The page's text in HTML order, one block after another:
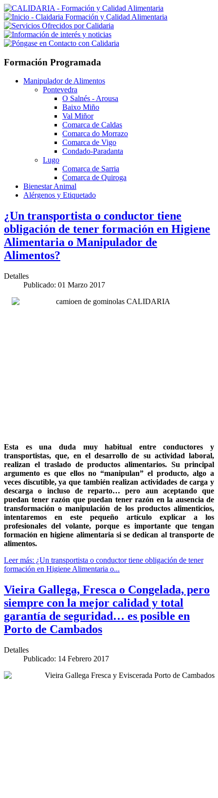
Formación Programada
Manipulador de Alimentos
Pontevedra
O Salnés - Arousa
Baixo Miño
Val Miñor
Comarca de Caldas
Comarca do Morrazo
Comarca de Vigo
Condado-Paradanta
Lugo
Comarca de Sarria
Comarca de Quiroga
Bienestar Animal
Alérgenos y Etiquetado
¿Un transportista o conductor tiene
obligación de tener formación en Higiene
Alimentaria o Manipulador de
Alimentos?
Detalles
Publicado: 01 Marzo 2017
Esta es una duda muy habitual entre conductores y
transportistas, que, en el desarrollo de su actividad laboral,
realizan el traslado de productos alimentarios. Su principal
argumento es que ellos no “manipulan” el producto, algo a
veces discutible, ya que también realizan actividades de carga y
descarga o incluso de reparto… pero aun aceptando que
puedan tener razón que puedan tener razón en la ausencia de
transformación o manipulación de los productos alimenticios,
intentaremos en este pequeño artículo explicar a los
profesionales del volante, porque es importante que tengan
formación en higiene alimentaria si se dedican al transporte de
alimentos.
Leer más: ¿Un transportista o conductor tiene obligación de tener
formación en Higiene Alimentaria o...
Vieira Gallega, Fresca o Congelada, pero
siempre con la mejor calidad y total
garantía de seguridad… es posible en
Porto de Cambados
Detalles
Publicado: 14 Febrero 2017